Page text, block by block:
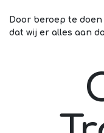
Door beroep te
dat wij er alles aan